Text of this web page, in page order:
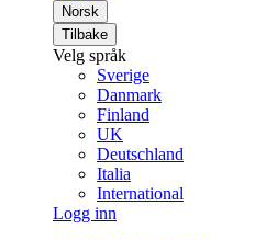
Norsk
Tilbake
Velg språk
Sverige
Danmark
Finland
UK
Deutschland
Italia
International
Logg inn